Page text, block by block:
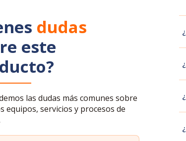
dudas
este
las dudas más comunes sobre
equipos, servicios y procesos de